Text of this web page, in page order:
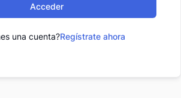
Acceder
una cuenta?Regístrate ahora